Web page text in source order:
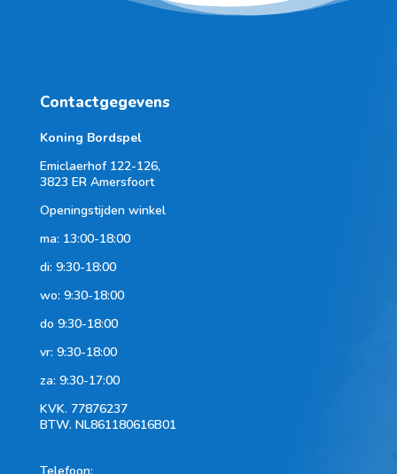
Contactgegevens
Koning Bordspel
Emiclaerhof 122-126,
3823 ER Amersfoort
Openingstijden winkel
ma: 13:00-18:00
di: 9:30-18:00
wo: 9:30-18:00
do 9:30-18:00
vr: 9:30-18:00
za: 9:30-17:00
KVK. 77876237
BTW. NL861180616B01